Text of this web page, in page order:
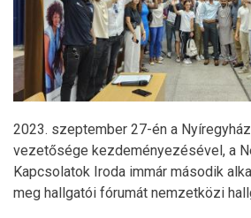
2023. szeptember 27-én a
vezetősége kezdeményezésével, a
Kapcsolatok Iroda immár második
meg hallgatói fórumát nemzetközi